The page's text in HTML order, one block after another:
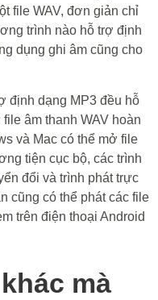
file WAV, đơn giản chỉ
trình nào hỗ trợ định
dụng ghi âm cũng cho
định dạng MP3 đều hỗ
âm thanh WAV hoàn
và Mac có thể mở file
tiện cục bộ, các trình
đổi và trình phát trực
cũng có thể phát các file
trên điện thoại Android
mà